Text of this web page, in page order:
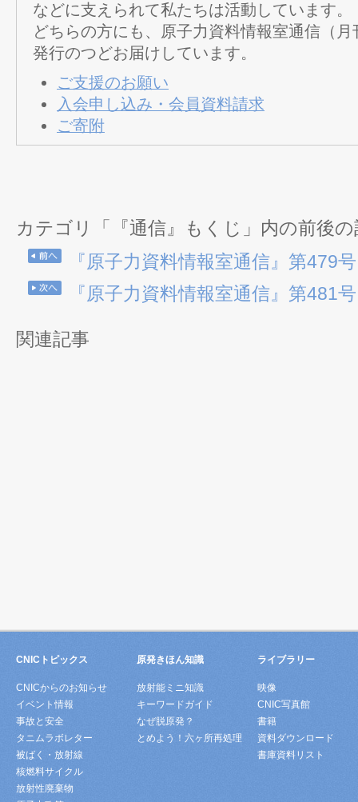
などに支えられて私たちは活動しています。
どちらの方にも、原子力資料情報室通信（
発行のつどお届けしています。
ご支援のお願い
入会申し込み・会員資料請求
ご寄附
カテゴリ「『通信』もくじ」内の前後の
『原子力資料情報室通信』第479
『原子力資料情報室通信』第481
関連記事
CNICトピックス
CNICからのお知らせ
イベント情報
事故と安全
タニムラボレター
被ばく・放射線
核燃料サイクル
放射性廃棄物
原発きほん知識
放射能ミニ知識
キーワードガイド
なぜ脱原発？
とめよう！六ヶ所再処理
ライブラリー
映像
CNIC写真館
書籍
資料ダウンロード
書庫資料リスト